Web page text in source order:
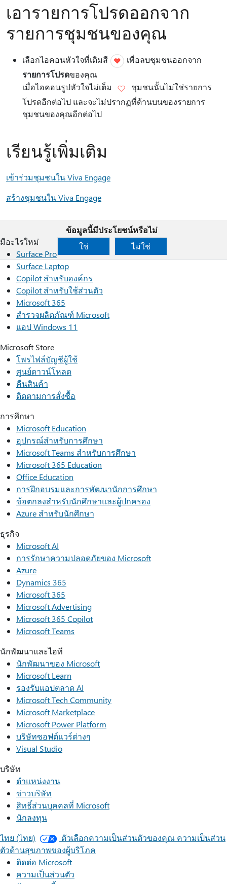
เอารายการโปรดออกจาก
รายการชุมชนของคุณ
เลือกไอคอนหัวใจที่เติมสี
เพื่อลบชุมชนออกจาก
รายการโปรดของคุณ
เมื่อไอคอนรูปหัวใจไม่เต็ม
ชุมชนนั้นไม่ใช่รายการ
โปรดอีกต่อไป และจะไม่ปรากฏที่ด้านบนของรายการ
ชุมชนของคุณอีกต่อไป
เรียนรู้เพิ่มเติม
เข้าร่วมชุมชนใน Viva Engage
สร้างชุมชนใน Viva Engage
ข้อมูลนี้มีประโยชน์หรือไม่
ใช่
ไม่ใช่
มีอะไรใหม่
Surface Pro
Surface Laptop
Copilot สำหรับองค์กร
Copilot สำหรับใช้ส่วนตัว
Microsoft 365
สำรวจผลิตภัณฑ์ Microsoft
แอป Windows 11
Microsoft Store
โพรไฟล์บัญชีผู้ใช้
ศูนย์ดาวน์โหลด
คืนสินค้า
ติดตามการสั่งซื้อ
การศึกษา
Microsoft Education
อุปกรณ์สำหรับการศึกษา
Microsoft Teams สำหรับการศึกษา
Microsoft 365 Education
Office Education
การฝึกอบรมและการพัฒนานักการศึกษา
ข้อตกลงสำหรับนักศึกษาและผู้ปกครอง
Azure สำหรับนักศึกษา
ธุรกิจ
Microsoft AI
การรักษาความปลอดภัยของ Microsoft
Azure
Dynamics 365
Microsoft 365
Microsoft Advertising
Microsoft 365 Copilot
Microsoft Teams
นักพัฒนาและไอที
นักพัฒนาของ Microsoft
Microsoft Learn
รองรับแอปตลาด AI
Microsoft Tech Community
Microsoft Marketplace
Microsoft Power Platform
บริษัทซอฟต์แวร์ต่างๆ
Visual Studio
บริษัท
ตำแหน่งงาน
ข่าวบริษัท
สิทธิ์ส่วนบุคคลที่ Microsoft
นักลงทุน
ไทย (ไทย)
ตัวเลือกความเป็นส่วนตัวของคุณ ความเป็นส่วน
ตัวด้านสุขภาพของผู้บริโภค
ติดต่อ Microsoft
ความเป็นส่วนตัว